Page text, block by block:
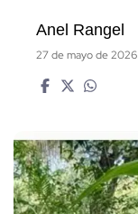
Anel Rangel
27 de mayo de 2026